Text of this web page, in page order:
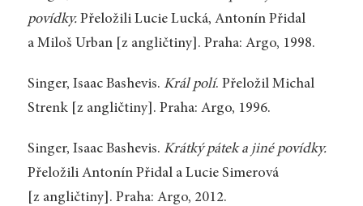
povídky. Přeložili Lucie Lucká, Antonín Přidal
a Miloš Urban [z angličtiny]. Praha: Argo, 1998.
Singer, Isaac Bashevis. Král polí. Přeložil Michal
Strenk [z angličtiny]. Praha: Argo, 1996.
Singer, Isaac Bashevis. Krátký pátek a jiné povídky.
Přeložili Antonín Přidal a Lucie Simerová
[z angličtiny]. Praha: Argo, 2012.